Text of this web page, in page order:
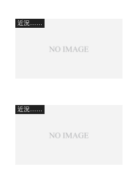
近況……
近況……